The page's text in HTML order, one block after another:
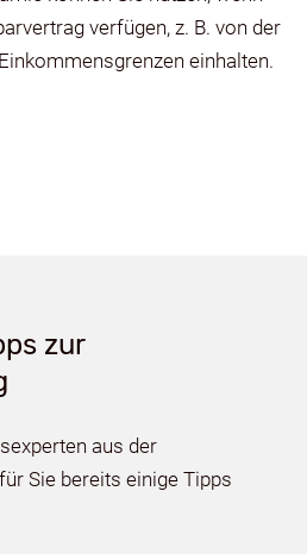
verfügen, z. B. von der
einhalten.
zur
aus der
Sie bereits einige Tipps